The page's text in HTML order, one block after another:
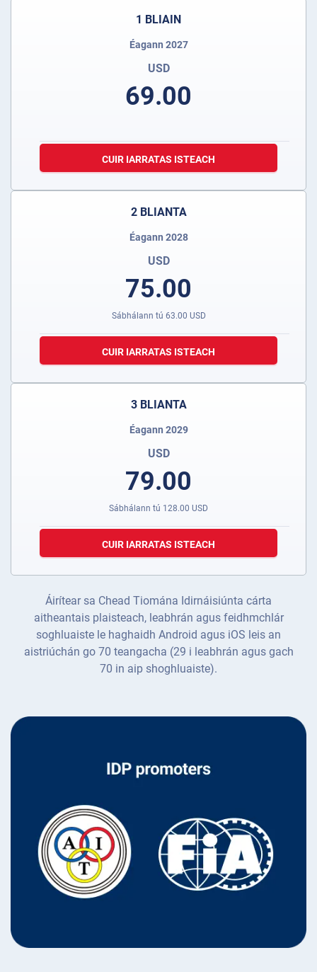
1 BLIAIN
Éagann 2027
USD
69.00
CUIR IARRATAS ISTEACH
2 BLIANTA
Éagann 2028
USD
75.00
Sábhálann tú 63.00 USD
CUIR IARRATAS ISTEACH
3 BLIANTA
Éagann 2029
USD
79.00
Sábhálann tú 128.00 USD
CUIR IARRATAS ISTEACH
Áirítear sa Chead Tiomána Idirnáisiúnta cárta
aitheantais plaisteach, leabhrán agus feidhmchlár
soghluaiste le haghaidh Android agus iOS leis an
aistriúchán go 70 teangacha (29 i leabhrán agus gach
70 in aip shoghluaiste).